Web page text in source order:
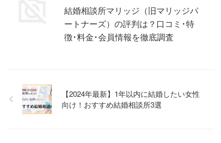
結婚相談所マリッジ（旧マリッジパ
ートナーズ）の評判は？口コミ･特
徴･料金･会員情報を徹底調査
【2024年最新】1年以内に結婚したい女性
向け！おすすめ結婚相談所3選